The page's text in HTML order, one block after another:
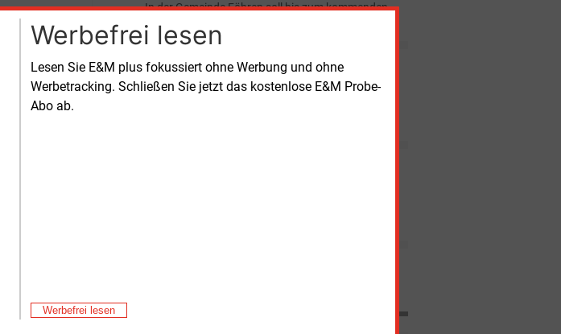
Werbefrei lesen
Lesen Sie E&M plus fokussiert ohne Werbung und ohne
Werbetracking. Schließen Sie jetzt das kostenlose E&M Probe-
Abo ab.
Werbefrei lesen
In der Gemeinde Föhren soll bis zum kommenden
8,4 MW Spitzenleistung entstehen - der bislang
E&M REGENERATIVE